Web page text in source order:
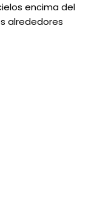
encima del
alrededores